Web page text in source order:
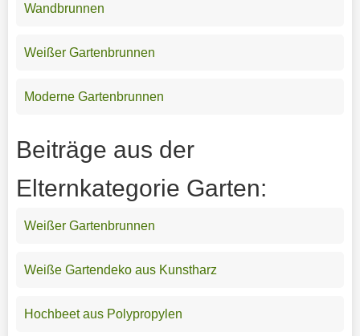
Wandbrunnen
Weißer Gartenbrunnen
Moderne Gartenbrunnen
Beiträge aus der
Elternkategorie Garten:
Weißer Gartenbrunnen
Weiße Gartendeko aus Kunstharz
Hochbeet aus Polypropylen